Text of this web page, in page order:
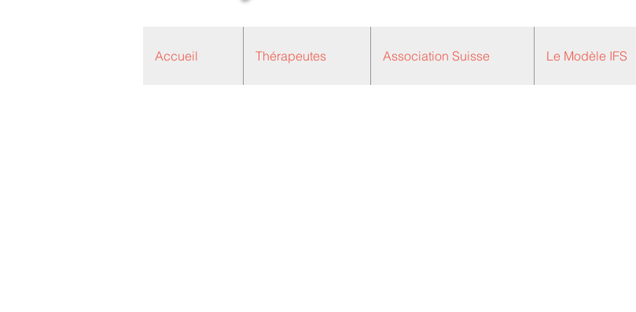
Accueil Thérapeutes Association Suisse Le Modèle IFS